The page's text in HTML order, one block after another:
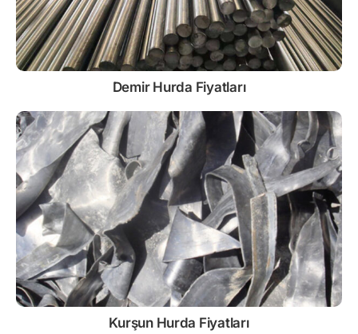
Demir Hurda Fiyatları
Kurşun Hurda Fiyatları